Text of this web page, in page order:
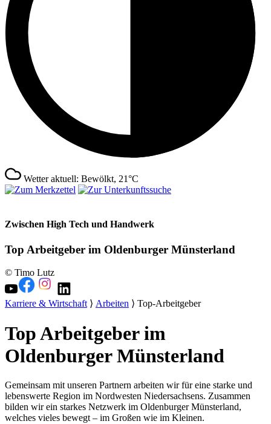
Wetter aktuell: Bewölkt, 21°C
Zwischen High Tech und Handwerk
Top Arbeitgeber im Oldenburger Münsterland
© Timo Lutz
Karriere & Wirtschaft⟩ Arbeiten ⟩ Top-Arbeitgeber
Top Arbeitgeber im
Oldenburger Münsterland
Gemeinsam mit unseren Partnern arbeiten wir für eine starke und
lebenswerte Region im Nordwesten Niedersachsens. Zusammen
bilden wir ein starkes Netzwerk im Oldenburger Münsterland,
welches vieles bewegt – im Großen wie im Kleinen.